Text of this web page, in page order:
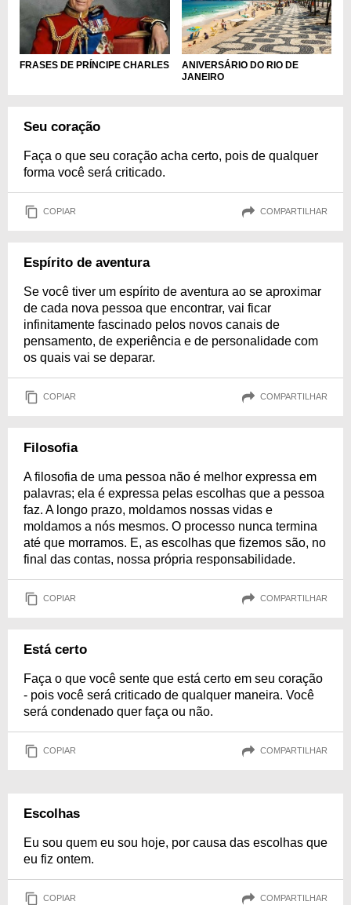
FRASES DE PRÍNCIPE CHARLES
ANIVERSÁRIO DO RIO DE
JANEIRO
Seu coração
Faça o que seu coração acha certo, pois de qualquer
forma você será criticado.
COPIAR COMPARTILHAR
Espírito de aventura
Se você tiver um espírito de aventura ao se aproximar
de cada nova pessoa que encontrar, vai ficar
infinitamente fascinado pelos novos canais de
pensamento, de experiência e de personalidade com
os quais vai se deparar.
COPIAR COMPARTILHAR
Filosofia
A filosofia de uma pessoa não é melhor expressa em
palavras; ela é expressa pelas escolhas que a pessoa
faz. A longo prazo, moldamos nossas vidas e
moldamos a nós mesmos. O processo nunca termina
até que morramos. E, as escolhas que fizemos são, no
final das contas, nossa própria responsabilidade.
COPIAR COMPARTILHAR
Está certo
Faça o que você sente que está certo em seu coração
- pois você será criticado de qualquer maneira. Você
será condenado quer faça ou não.
COPIAR COMPARTILHAR
Escolhas
Eu sou quem eu sou hoje, por causa das escolhas que
eu fiz ontem.
COPIAR COMPARTILHAR